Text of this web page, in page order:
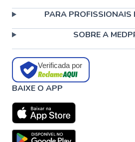
PARA PROFISSIONAIS
SOBRE A
Verificada por
BAIXE O APP